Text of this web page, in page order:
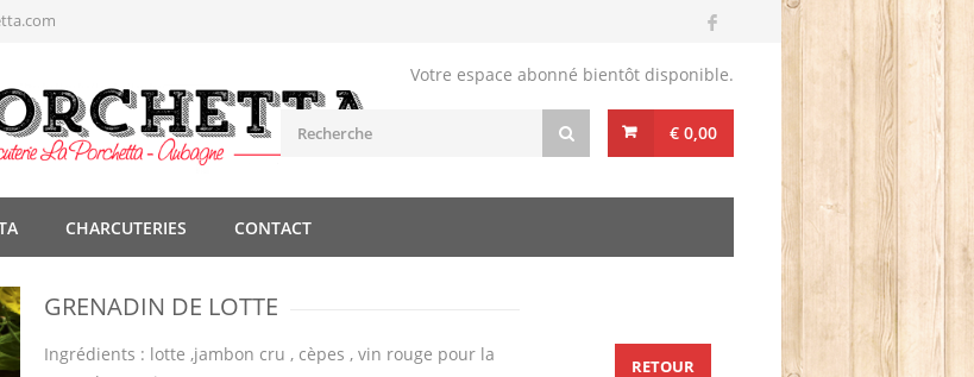
Votre espace abonné bientôt disponible.
€ 0,00
CHARCUTERIES CONTACT
GRENADIN DE LOTTE
Ingrédients : lotte ,jambon cru , cèpes , vin rouge pour la
RETOUR